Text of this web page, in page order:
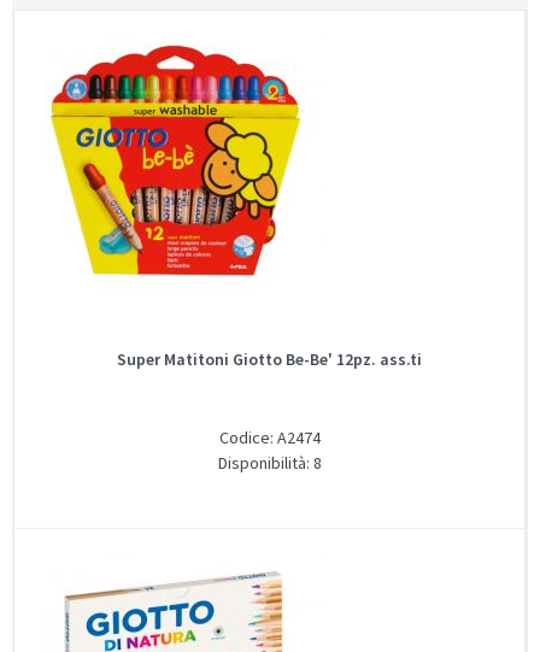
Super Matitoni Giotto Be-Be' 12pz. ass.ti
Codice: A2474
Disponibilità: 8